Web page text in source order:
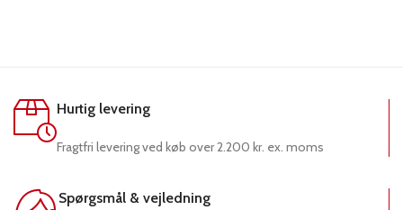
Hurtig levering
Fragtfri levering ved køb over 2.200 kr. ex. moms
Spørgsmål & vejledning